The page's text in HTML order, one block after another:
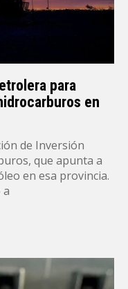
para
en
de Inversión
que apunta a
en esa provincia.
a